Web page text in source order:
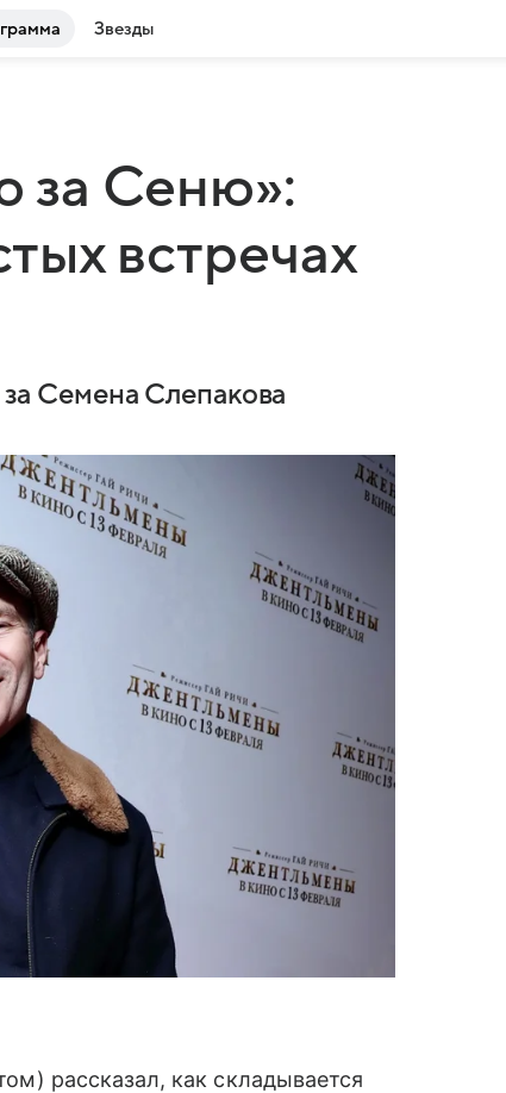
Звезды
за Сеню»:
встречах
Семена Слепакова
рассказал, как складывается